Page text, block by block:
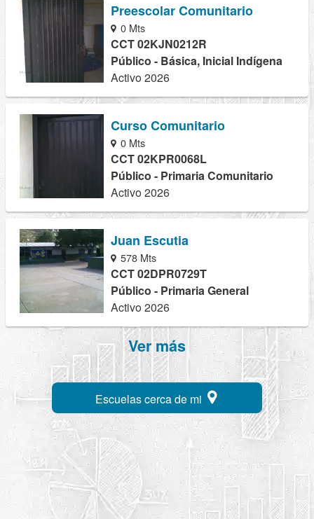
Preescolar Comunitario
0 Mts
CCT 02KJN0212R
Público - Básica, Inicial Indígena
Activo 2026
Curso Comunitario
0 Mts
CCT 02KPR0068L
Público - Primaria Comunitario
Activo 2026
Juan Escutia
578 Mts
CCT 02DPR0729T
Público - Primaria General
Activo 2026
Ver más
Escuelas cerca de mi